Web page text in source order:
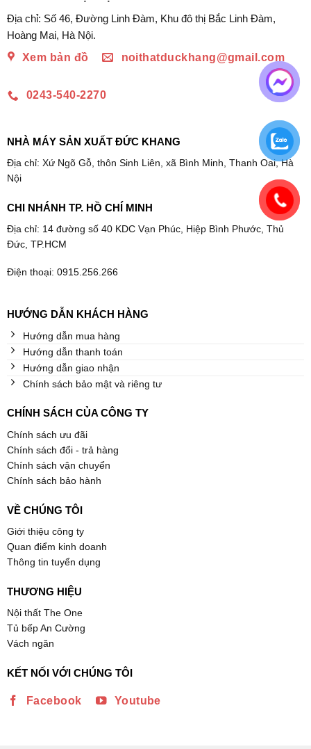
Địa chỉ: Số 46, Đường Linh Đàm, Khu đô thị Bắc Linh Đàm,
Hoàng Mai, Hà Nội.
Xem bản đồ
noithatduckhang@gmail.com
0243-540-2270
NHÀ MÁY SẢN XUẤT ĐỨC KHANG
Địa chỉ: Xứ Ngõ Gỗ, thôn Sinh Liên, xã Bình Minh, Thanh Oai, Hà
Nội
CHI NHÁNH TP. HỒ CHÍ MINH
Địa chỉ: 14 đường số 40 KDC Vạn Phúc, Hiệp Bình Phước, Thủ
Đức, TP.HCM
Điện thoại: 0915.256.266
HƯỚNG DẪN KHÁCH HÀNG
Hướng dẫn mua hàng
Hướng dẫn thanh toán
Hướng dẫn giao nhận
Chính sách bảo mật và riêng tư
CHÍNH SÁCH CỦA CÔNG TY
Chính sách ưu đãi
Chính sách đổi - trả hàng
Chính sách vận chuyển
Chính sách bảo hành
VỀ CHÚNG TÔI
Giới thiệu công ty
Quan điểm kinh doanh
Thông tin tuyển dụng
THƯƠNG HIỆU
Nội thất The One
Tủ bếp An Cường
Vách ngăn
KẾT NỐI VỚI CHÚNG TÔI
Facebook Youtube